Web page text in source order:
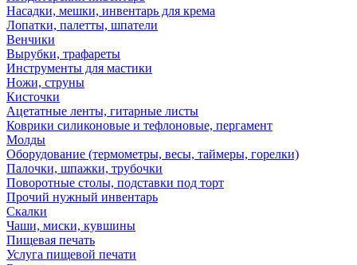
Насадки, мешки, инвентарь для крема
Лопатки, палетты, шпатели
Венчики
Вырубки, трафареты
Инструменты для мастики
Ножи, струны
Кисточки
Ацетатные ленты, гитарные листы
Коврики силиконовые и тефлоновые, пергамент
Молды
Оборудование (термометры, весы, таймеры, горелки)
Палочки, шпажки, трубочки
Поворотные столы, подставки под торт
Прочий нужный инвентарь
Скалки
Чаши, миски, кувшины
Пищевая печать
Услуга пищевой печати